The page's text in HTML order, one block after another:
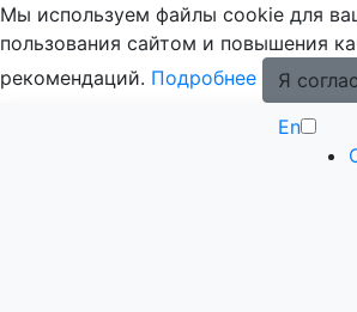
Мы используем файлы cookie для
пользования сайтом и повышения
рекомендаций. Подробнее
Я
En